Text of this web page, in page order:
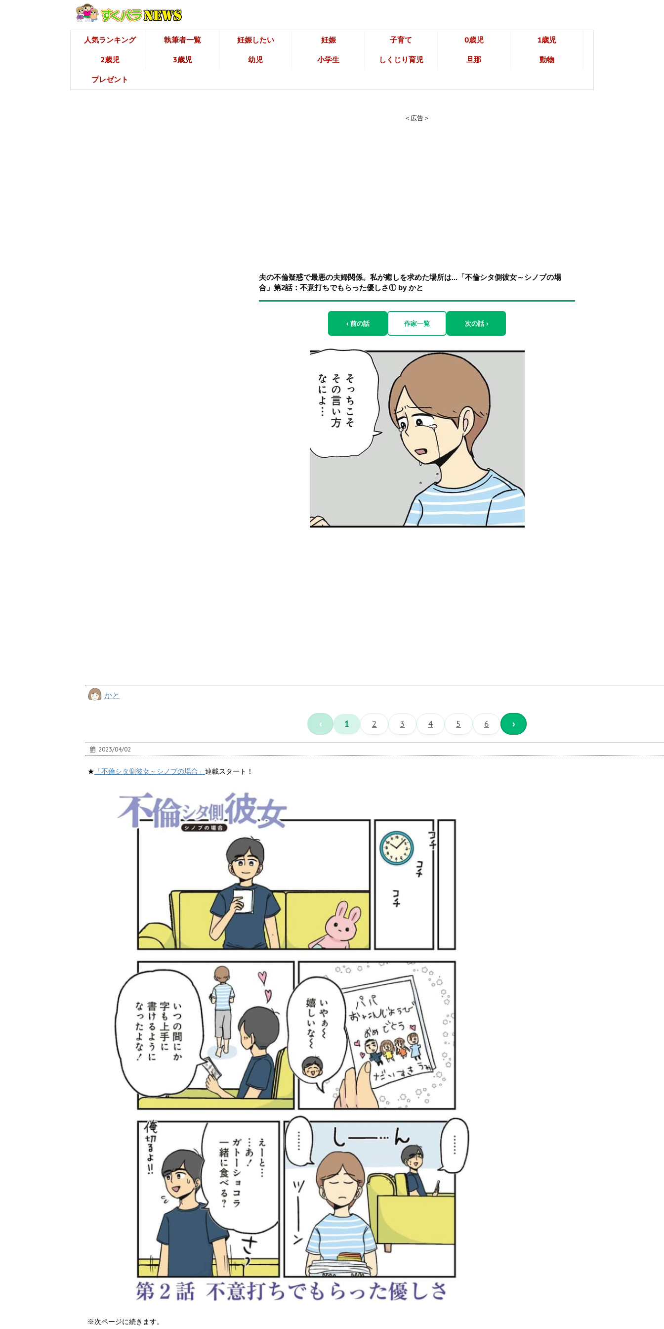
人気ランキング 執筆者一覧 妊娠したい 妊娠 子育て 0歳児 1歳児
2歳児 3歳児 幼児 小学生 しくじり育児 旦那 動物
プレゼント
＜広告＞
夫の不倫疑惑で最悪の夫婦関係。私が癒しを求めた場所は...「不倫シタ側彼女～シノブの場
合」第2話：不意打ちでもらった優しさ① by かと
‹ 前の話 作家一覧 次の話 ›
かと
‹ 1 2 3 4 5 6 ›
2023/04/02
★ 「不倫シタ側彼女～シノブの場合」 連載スタート！
※次ページに続きます。